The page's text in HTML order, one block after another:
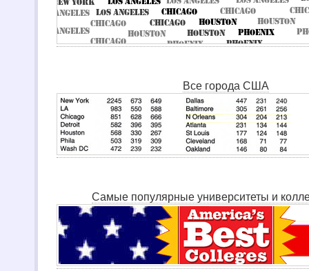
Все города США
Самые популярные университеты и